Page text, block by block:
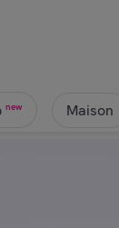
new Maison